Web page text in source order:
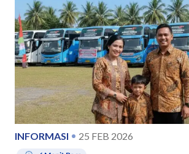
INFORMASI 25 FEB 2026